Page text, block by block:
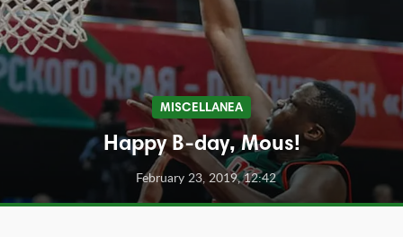
MISCELLANEA
Happy B-day, Mous!
February 23, 2019, 12:42